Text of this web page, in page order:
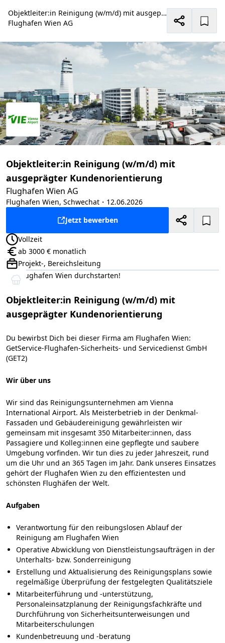
Objektleiter:in Reinigung (w/m/d) mit ausgeprägter Kundenorientierung
Flughafen Wien AG
Objektleiter:in Reinigung (w/m/d) mit
ausgeprägter Kundenorientierung
Flughafen Wien AG
Flughafen Wien, Schwechat ・12.06.2026
Jetzt bewerben
Anstellungsart:
Vollzeit
Gehalt:ab 3000 € monatlich
Positionsebene:
Projekt-, Bereichsleitung
Am Flughafen Wien durchstarten!
Objektleiter:in Reinigung (w/m/d) mit
ausgeprägter Kundenorientierung
Du bewirbst Dich bei dieser Firma am Flughafen Wien:
GetService-Flughafen-Sicherheits- und Servicedienst GmbH
(GET2)
Wir über uns
Wir sind das Reinigungsunternehmen am Vienna
International Airport. Als Meisterbetrieb in der Denkmal-
Fassaden und Gebäudereinigung gewährleisten wir
gemeinsam mit insgesamt 350 Mitarbeiter:innen, dass
Passagiere und Kolleg:innen eine gepflegte und saubere
Umgebung vorfinden. Wir tun dies zu jeder Jahreszeit, rund
um die Uhr und an 365 Tagen im Jahr. Dank unseres Einsatzes
gehört der Flughafen Wien zu den effizientesten und
schönsten Flughäfen der Welt.
Aufgaben
Verantwortung für den reibungslosen Ablauf der
Reinigung am Flughafen Wien
Operative Abwicklung von Dienstleistungsaufträgen in der
Unterhalts- bzw. Sonderreinigung
Erstellung und Aktualisierung des Reinigungsplans sowie
regelmäßige Überprüfung der festgelegten Qualitätsziele
Mitarbeiterführung und -unterstützung,
Personaleinsatzplanung der Reinigungsfachkräfte und
Durchführung von Sicherheitsunterweisungen und
Mitarbeiterschulungen
Kundenbetreuung und -beratung